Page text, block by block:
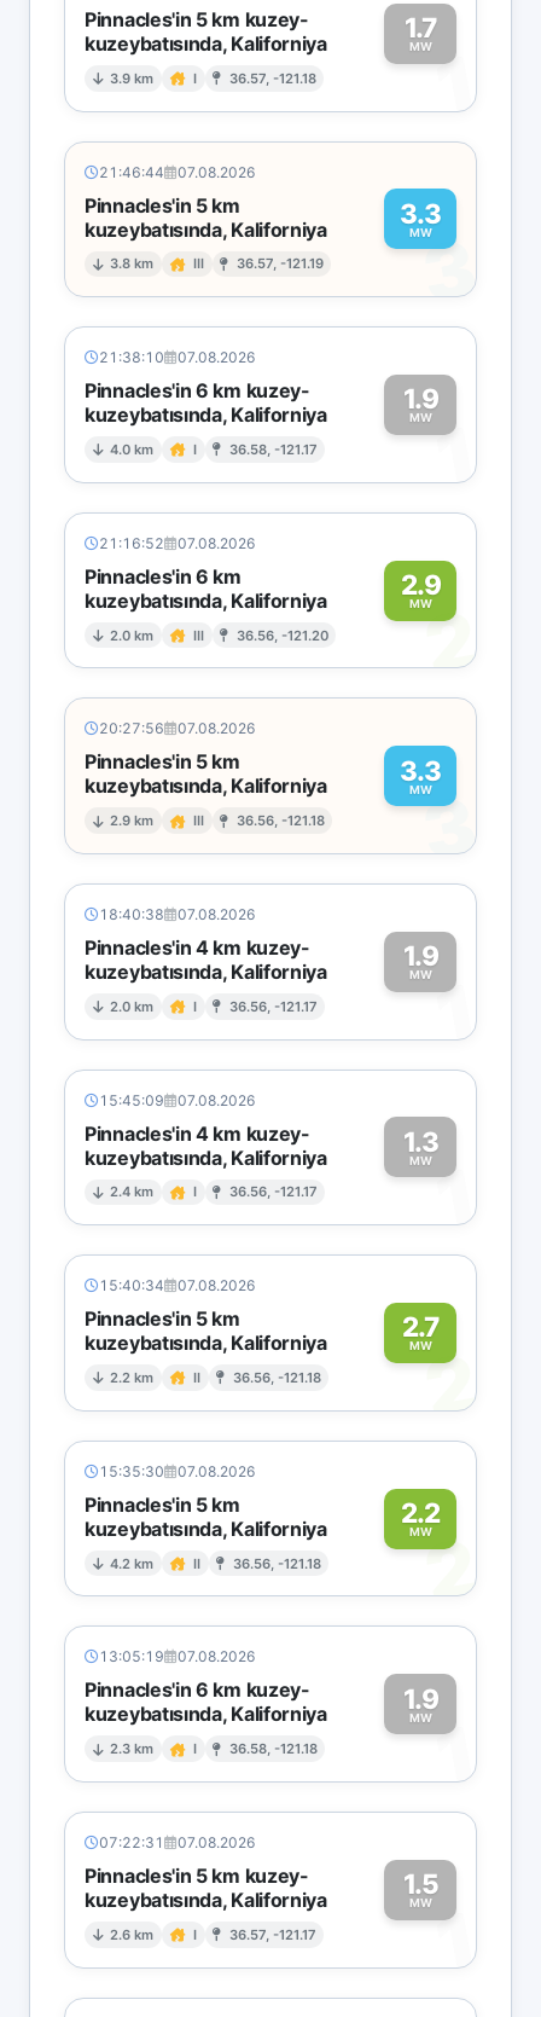
Pinnacles'in 5 km kuzey-
kuzeybatısında, Kaliforniya
3.9 km I 36.57, -121.18
1.7
MW1
21:46:44 07.08.2026
Pinnacles'in 5 km
kuzeybatısında, Kaliforniya
3.8 km III 36.57, -121.19
3.3
MW
3
21:38:10 07.08.2026
Pinnacles'in 6 km kuzey-
kuzeybatısında, Kaliforniya
4.0 km I 36.58, -121.17
1.9
MW1
21:16:52 07.08.2026
Pinnacles'in 6 km
kuzeybatısında, Kaliforniya
2.0 km III 36.56, -121.20
2.9
MW2
20:27:56 07.08.2026
Pinnacles'in 5 km
kuzeybatısında, Kaliforniya
2.9 km III 36.56, -121.18
3.3
MW
3
18:40:38 07.08.2026
Pinnacles'in 4 km kuzey-
kuzeybatısında, Kaliforniya
2.0 km I 36.56, -121.17
1.9
MW1
15:45:09 07.08.2026
Pinnacles'in 4 km kuzey-
kuzeybatısında, Kaliforniya
2.4 km I 36.56, -121.17
1.3
MW1
15:40:34 07.08.2026
Pinnacles'in 5 km
kuzeybatısında, Kaliforniya
2.2 km II 36.56, -121.18
2.7
MW
2
15:35:30 07.08.2026
Pinnacles'in 5 km
kuzeybatısında, Kaliforniya
4.2 km II 36.56, -121.18
2.2
MW2
13:05:19 07.08.2026
Pinnacles'in 6 km kuzey-
kuzeybatısında, Kaliforniya
2.3 km I 36.58, -121.18
1.9
MW1
07:22:31 07.08.2026
Pinnacles'in 5 km kuzey-
kuzeybatısında, Kaliforniya
2.6 km I 36.57, -121.17
1.5
MW1